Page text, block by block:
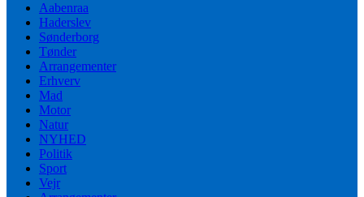
Aabenraa
Haderslev
Sønderborg
Tønder
Arrangementer
Erhverv
Mad
Motor
Natur
NYHED
Politik
Sport
Vejr